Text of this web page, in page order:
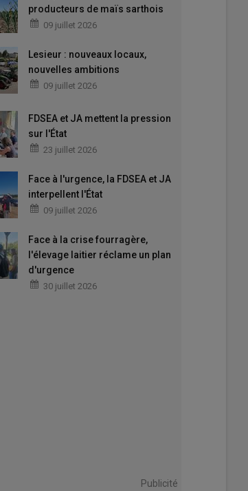
producteurs de maïs sarthois
09 juillet 2026
Lesieur : nouveaux locaux,
nouvelles ambitions
09 juillet 2026
FDSEA et JA mettent la pression
sur l'État
23 juillet 2026
Face à l'urgence, la FDSEA et JA
interpellent l'État
09 juillet 2026
Face à la crise fourragère,
l'élevage laitier réclame un plan
d'urgence
30 juillet 2026
Publicité